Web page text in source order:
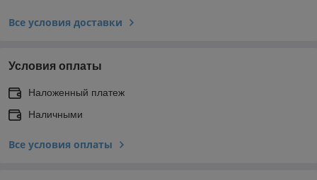
Все условия доставки
Условия оплаты
Наложенный платеж
Наличными
Все условия оплаты